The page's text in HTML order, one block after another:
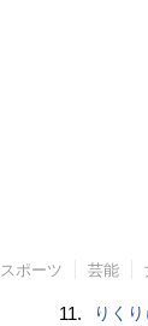
スポーツ 芸能
11. りく